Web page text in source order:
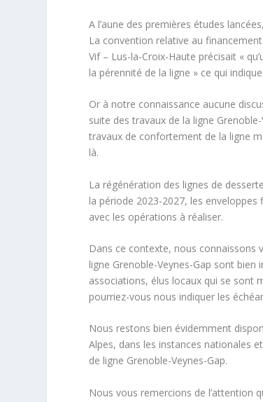
A l’aune des premières études
La convention relative au
Vif – Lus-la-Croix-Haute précisait «
la pérennité de la ligne » ce qui
Or à notre connaissance aucune
suite des travaux de la ligne
travaux de confortement de la ligne
là.
La régénération des lignes de
la période 2023-2027, les enveloppes
avec les opérations à réaliser.
Dans ce contexte, nous connaissons
ligne Grenoble-Veynes-Gap sont bien
associations, élus locaux qui se sont
pourriez-vous nous indiquer les
Nous restons bien évidemment
Alpes, dans les instances nationales
de ligne Grenoble-Veynes-Gap.
Nous vous remercions de l’attention